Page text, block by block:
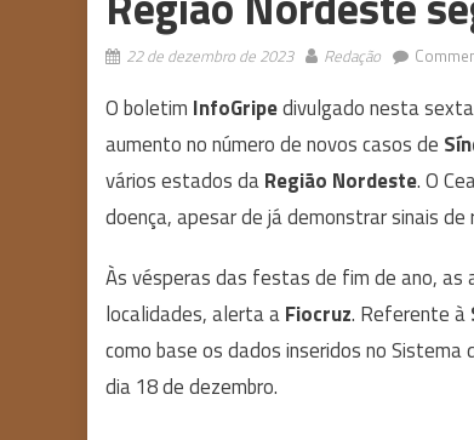
22 de dezembro de 2023 Redação
O boletim InfoGripedivulgado nesta
aumento no número de novos casos de
vários estados daRegião Nordeste. O
doença, apesar de já demonstrar sinais
Às vésperas das festas de fim de ano,
localidades, alerta aFiocruz. Referente à
como base os dados inseridos no Sistema
dia 18 de dezembro.